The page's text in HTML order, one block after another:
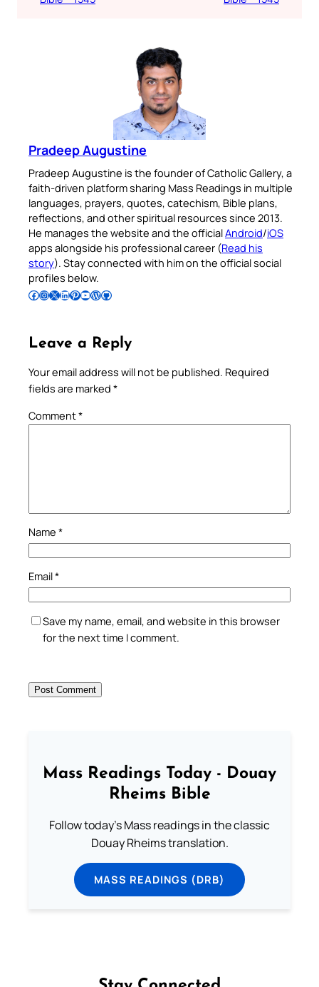
Pradeep Augustine
Pradeep Augustine is the founder of Catholic Gallery, a
faith-driven platform sharing Mass Readings in multiple
languages, prayers, quotes, catechism, Bible plans,
reflections, and other spiritual resources since 2013.
He manages the website and the officialAndroid/iOS
apps alongside his professional career (Read his
story). Stay connected with him on the official social
profiles below.
Follow Pradeep on Facebook Follow Pradeep on InstagramFollow Pradeep on X Follow Pradeep on LinkedIn Follow Pradeep on Pinterest Subscribe to Pradeep’s Youtube Channel Follow Pradeep on WordPress Follow Pradeep on GitHub
Leave a Reply
Your email address will not be published. Required
fields are marked *
Comment*
Name *
Email*
Save my name, email, and website in this browser
for the next time I comment.
Mass Readings Today - Douay
Rheims Bible
Follow today's Mass readings in the classic
Douay Rheims translation.
MASS READINGS (DRB)